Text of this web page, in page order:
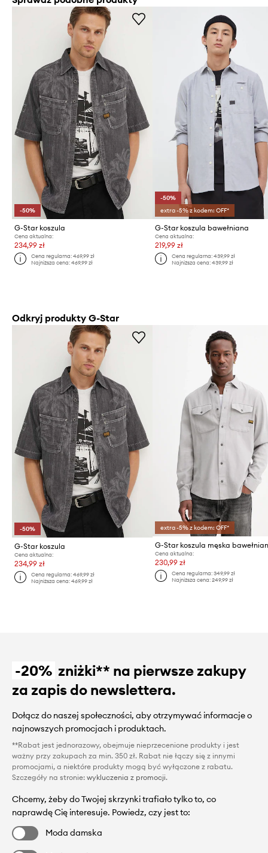
-50%
G-Star koszula
Cena aktualna:
234,99 zł
Cena regularna:469,99 zł
Najniższa cena:469,99 zł
-50%
extra -5% z kodem: OFF*
G-Star koszula bawełniana
Cena aktualna:
219,99 zł
Cena regularna: 439,99 zł
Najniższa cena: 439,99 zł
Odkryj produkty G-Star
-50%
G-Star koszula
Cena aktualna:
234,99 zł
Cena regularna:469,99 zł
Najniższa cena:469,99 zł
extra -5% z kodem: OFF*
Cena aktualna:
230,99 zł
Cena regularna: 349,99 zł
Najniższa cena: 249,99 zł
-20% zniżki** na pierwsze zakupy
za zapis do newslettera.
Dołącz do naszej społeczności, aby otrzymywać informacje o
najnowszych promocjach i produktach.
**Rabat jest jednorazowy, obejmuje nieprzecenione produkty i jest
ważny przy zakupach za min. 350 zł. Rabat nie łączy się z innymi
promocjami, a niektóre produkty mogą być wyłączone z rabatu.
Szczegóły na stronie: wykluczenia z promocji.
Chcemy, żeby do Twojej skrzynki trafiało tylko to, co
naprawdę Cię interesuje. Powiedz, czy jest to:
Moda damska